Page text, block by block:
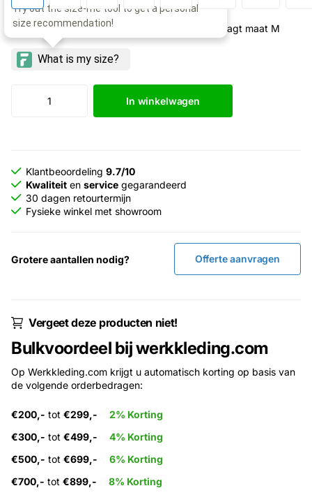
Model: 193cm lang, borstomtrek 101cm, draagt maat M
In winkelwagen
Klantbeoordeling 9.7/10
Kwaliteit en service gegarandeerd
30 dagen retourtermijn
Fysieke winkel met showroom
Grotere aantallen nodig? Offerte aanvragen
Vergeet deze producten niet!
Bulkvoordeel bij werkkleding.com
Op Werkkleding.com krijgt u automatisch korting op basis van
de volgende orderbedragen:
€200,- tot €299,-
2% Korting
€300,- tot €499,-
4% Korting
€500,- tot €699,-
6% Korting
€700,- tot €899,-
8% Korting